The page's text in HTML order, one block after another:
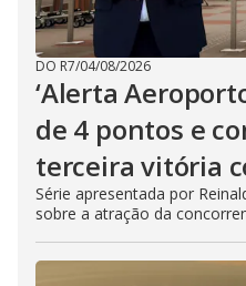
DO R7/04/08/2026
‘Alerta
de 4 pontos e
terceira vitória
Série apresentada por
sobre a atração da